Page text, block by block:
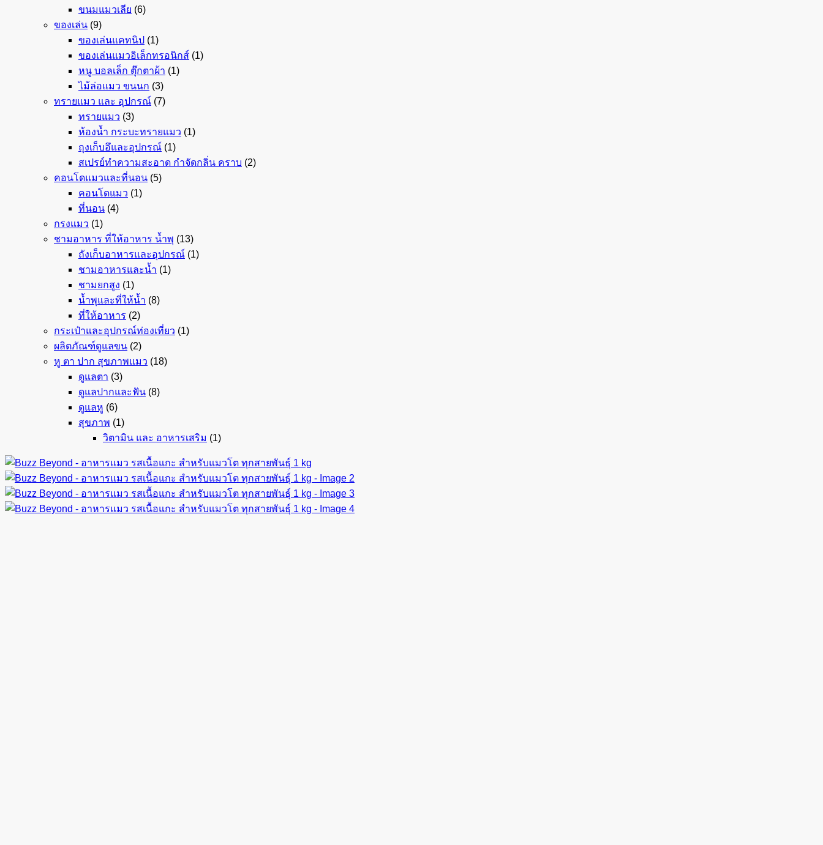
ขนมแมวเลีย (6)
ของเล่น (9)
ของเล่นแคทนิป (1)
ของเล่นแมวอิเล็กทรอนิกส์ (1)
หนู บอลเล็ก ตุ๊กตาผ้า (1)
ไม้ล่อแมว ขนนก (3)
ทรายแมว และ อุปกรณ์ (7)
ทรายแมว (3)
ห้องน้ำ กระบะทรายแมว (1)
ถุงเก็บอึและอุปกรณ์ (1)
สเปรย์ทำความสะอาด กำจัดกลิ่น คราบ (2)
คอนโดแมวและที่นอน (5)
คอนโดแมว (1)
ที่นอน (4)
กรงแมว (1)
ชามอาหาร ที่ให้อาหาร น้ำพุ (13)
ถังเก็บอาหารและอุปกรณ์ (1)
ชามอาหารและน้ำ (1)
ชามยกสูง (1)
น้ำพุและที่ให้น้ำ (8)
ที่ให้อาหาร (2)
กระเป๋าและอุปกรณ์ท่องเที่ยว (1)
ผลิตภัณฑ์ดูแลขน (2)
หู ตา ปาก สุขภาพแมว (18)
ดูแลตา (3)
ดูแลปากและฟัน (8)
ดูแลหู (6)
สุขภาพ (1)
วิตามิน และ อาหารเสริม (1)